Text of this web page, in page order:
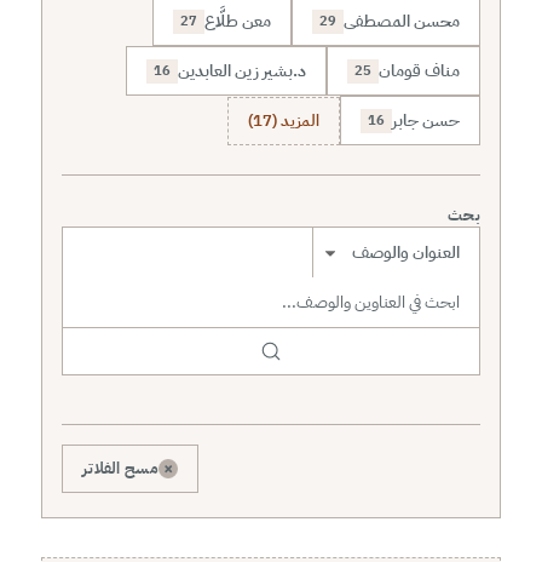
محسن المصطفى 29 معن طلَّاع 27
مناف قومان 25 د.بشير زين العابدين 16
حسن جابر 16 المزيد (17)
بحث
نطاق البحث
× مسح الفلاتر